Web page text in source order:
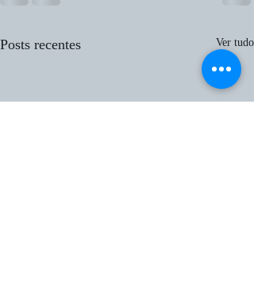
Posts recentes Ver tudo